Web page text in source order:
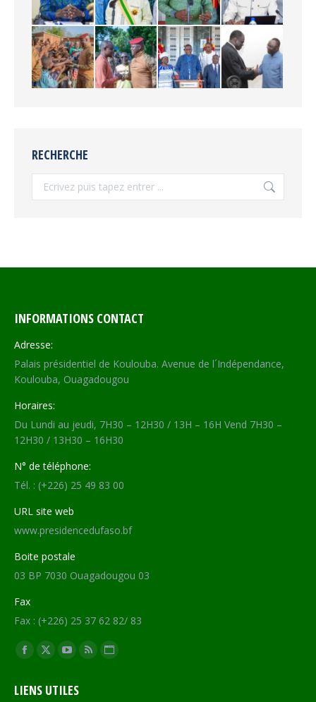
RECHERCHE
INFORMATIONS CONTACT
Adresse:
Palais présidentiel de Koulouba. Avenue de l´Indépendance,
Koulouba, Ouagadougou
Horaires:
Du Lundi au jeudi, 7H30 – 12H30 / 13H – 16H Vend 7H30 –
12H30 / 13H30 – 16H30
N° de téléphone:
Tél. : (+226) 25 49 83 00
URL site web
www.presidencedufaso.bf
Boite postale
03 BP 7030 Ouagadougou 03
Fax
Fax : (+226) 25 37 62 82/ 83
Trouvez nous sur :
Facebook
opens
X
opens
YouTube
opens
RSS Site
LIENS UTILES